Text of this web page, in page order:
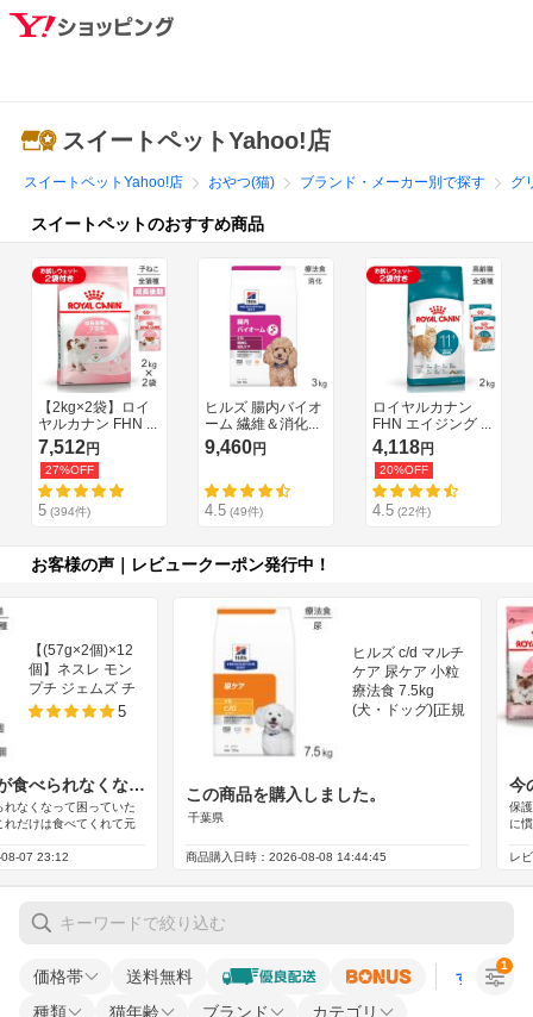
スイートペットYahoo!店
スイートペットYahoo!店 おやつ(猫) ブランド・メーカー別で探す グ
価格帯 送料無料 すべての条
種類 猫年齢 ブランド カテゴリ
1